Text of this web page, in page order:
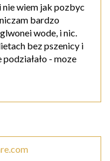
wiem jak pozbyc
bardzo
wode, i nic.
bez pszenicy i
- moze